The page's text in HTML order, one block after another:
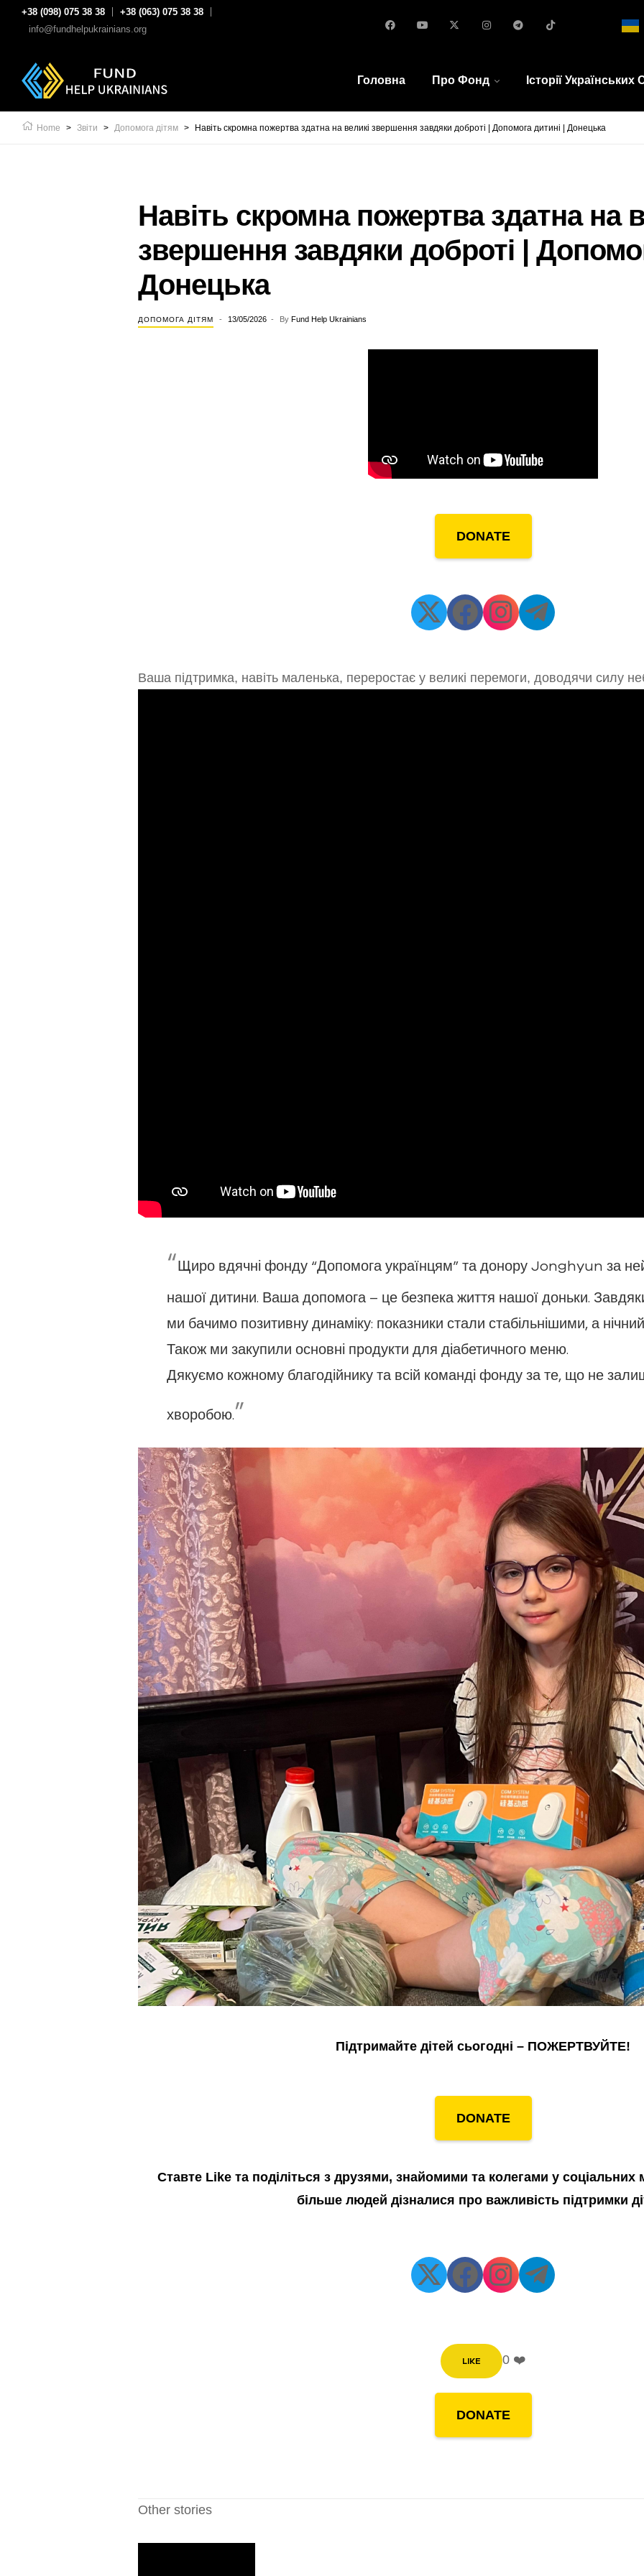
+38 (098) 075 38 38
+38 (063) 075 38 38
info@fundhelpukrainians.org
Головна Про Фонд Історії
Home > Звіти > Допомога дітям > Навіть скромна пожертва здатна на великі звершення завдяки доброті | Допомога дитині | Донецька
Навіть скромна пожертва здатна на
звершення завдяки доброті |
Донецька
ДОПОМОГА ДІТЯМ 13/05/2026 By Fund Help Ukrainians
DONATE
Ваша підтримка, навіть маленька, переростає у великі перемоги, доводячи силу
“Щиро вдячні фонду “Допомога українцям” та донору Jonghyun за
нашої дитини. Ваша допомога – це безпека життя нашої доньки.
ми бачимо позитивну динаміку: показники стали стабільнішими, а
Також ми закупили основні продукти для діабетичного меню.
Дякуємо кожному благодійнику та всій команді фонду за те, що не
хворобою.”
Підтримайте дітей сьогодні – ПОЖЕРТВУЙТЕ!
DONATE
Cтавте Like та поділіться з друзями, знайомими та колегами у
більше людей дізналися про важливість підтримки
LIKE 0 ❤️
DONATE
Other stories